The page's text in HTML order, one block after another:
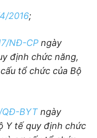
2016;
NĐ-CP ngày
định chức năng,
tổ chức của Bộ
QĐ-BYT ngày
Y tế quy định chức